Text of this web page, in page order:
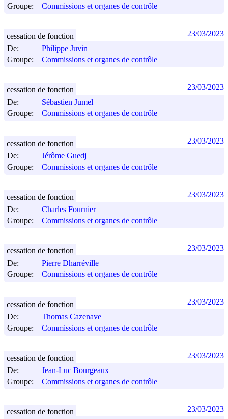
Groupe:
Commissions et organes de contrôle
De:
Philippe Juvin
Groupe:
Commissions et organes de contrôle
cessation de fonction 23/03/2023
De:
Sébastien Jumel
Groupe:
Commissions et organes de contrôle
cessation de fonction 23/03/2023
De:
Jérôme Guedj
Groupe:
Commissions et organes de contrôle
cessation de fonction 23/03/2023
De:
Charles Fournier
Groupe:
Commissions et organes de contrôle
cessation de fonction 23/03/2023
De:
Pierre Dharréville
Groupe:
Commissions et organes de contrôle
cessation de fonction 23/03/2023
De:
Thomas Cazenave
Groupe:
Commissions et organes de contrôle
cessation de fonction 23/03/2023
De:
Jean-Luc Bourgeaux
Groupe:
Commissions et organes de contrôle
cessation de fonction 23/03/2023
cessation de fonction 23/03/2023